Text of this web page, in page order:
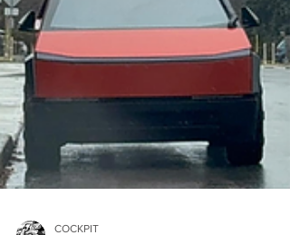
légers dans une première phase. Les